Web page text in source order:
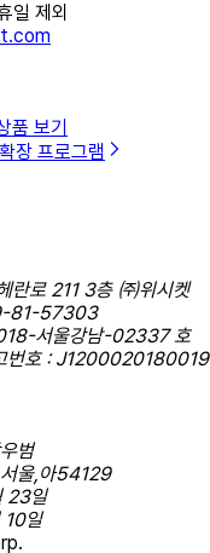
일 제외
품 보기
장 프로그램
란로 211 3층 ㈜위시켓
81-57303
서울강남-02337 호
번호 : J1200020180019
범
서울,아54129
23일
10일